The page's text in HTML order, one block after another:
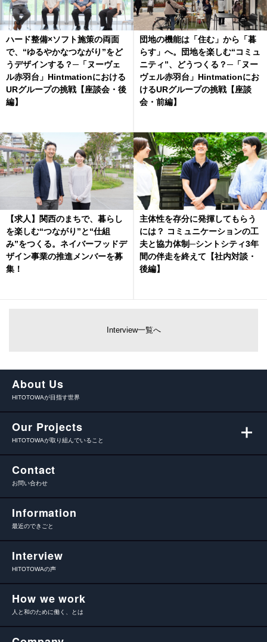
ハード整備×ソフト施策の両面
で、“ゆるやかなつながり”をど
うデザインする？─「ヌーヴェ
ル赤羽台」Hintmationにおける
URグループの挑戦【座談会・後
編】
団地の機能は「住む」から「暮
らす」へ。団地を楽しむ“コミュ
ニティ”、どうつくる？─「ヌー
ヴェル赤羽台」Hintmationにお
けるURグループの挑戦【座談
会・前編】
【求人】関西のまちで、暮らし
を楽しむ“つながり”と“仕組
み”をつくる。ネイバーフッドデ
ザイン事業の推進メンバーを募
集！
主体性を存分に発揮してもらう
には？ コミュニケーションの工
夫と協力体制─シントシティ3年
間の伴走を終えて【社内対談・
後編】
Interview一覧へ
About Us
HITOTOWAが目指す世界
Our Projects
HITOTOWAが取り組んでいること
Contact
お問い合わせ
Information
最近のできごと
Interview
HITOTOWAの声
How we work
人と和のために働く、とは